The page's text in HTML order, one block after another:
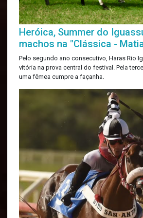
Heróica, Summer do
machos na "Clássica -
Pelo segundo ano consecutivo, Haras Rio
vitória na prova central do festival. Pela
uma fêmea cumpre a façanha.